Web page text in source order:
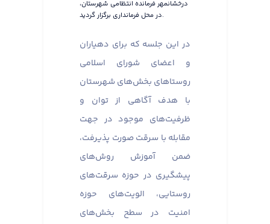
درخشانمهر فرمانده انتظامی شهرستان،
در محل فرمانداری برگزار گردید.
در این جلسه که برای دهیاران
و اعضای شورای اسلامی
روستاهای بخش‌های شهرستان
با هدف آگاهی از توان و
ظرفیت‌های موجود در جهت
مقابله با سرقت صورت پذیرفت،
ضمن آموزش روش‌های
پیشگیری در حوزه سرقت‌های
روستایی، الویت‌های حوزه
امنیت در سطح بخش‌های